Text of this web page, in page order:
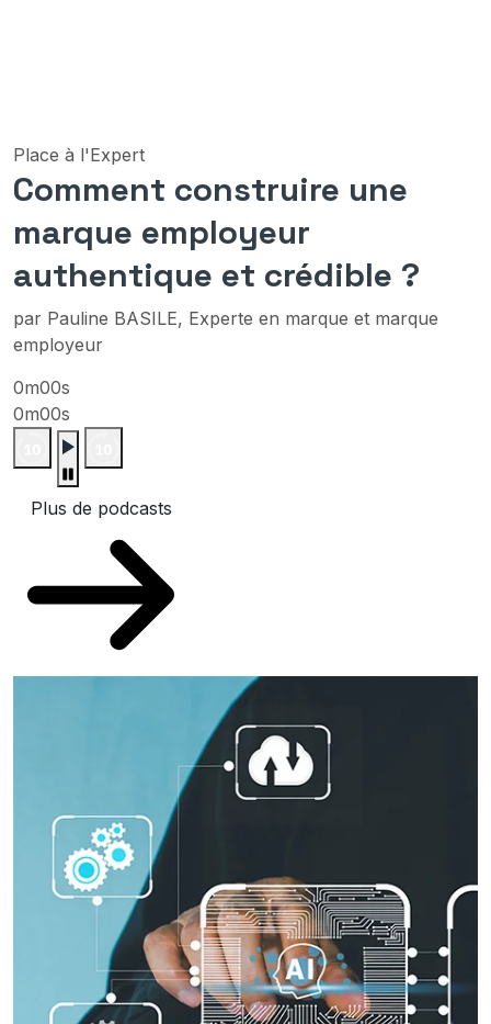
Place à l'Expert
Comment construire une
marque employeur
authentique et crédible ?
par Pauline BASILE, Experte en marque et marque
employeur
0m00s
0m00s
Plus de podcasts